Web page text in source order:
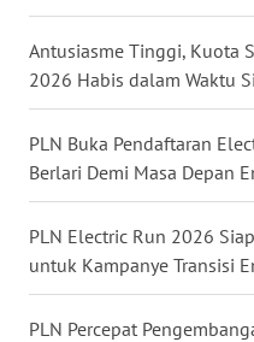
Antusiasme Tinggi, Kuota
2026 Habis dalam Waktu
PLN Buka Pendaftaran
Berlari Demi Masa Depan
PLN Electric Run 2026
untuk Kampanye Transisi
PLN Percepat
KALTENG
KALTARA
KALSEL
WN
KALTIM